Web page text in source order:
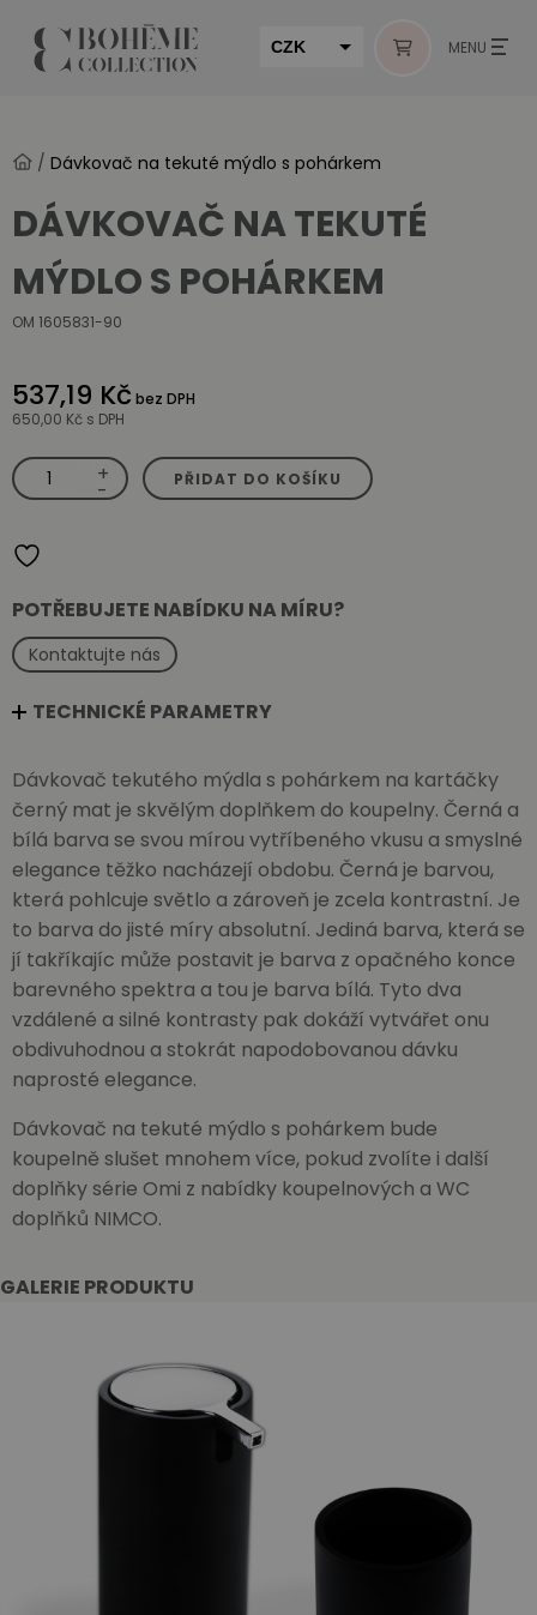
CZK
MUR
MENU
/ Dávkovač na tekuté mýdlo s pohárkem
GALERIE PRODUKTU
DÁVKOVAČ NA TEKUTÉ
MÝDLO S POHÁRKEM
OM 1605831-90
537,19 Kč bez DPH
650,00 Kč s DPH
Dávkovač
na
tekuté
pohárkem
množství
+
- PŘIDAT DO KOŠÍKU
POTŘEBUJETE NABÍDKU NA MÍRU?
Kontaktujte nás
TECHNICKÉ PARAMETRY
Dávkovač tekutého mýdla s pohárkem na kartáčky
černý mat je skvělým doplňkem do koupelny. Černá a
bílá barva se svou mírou vytříbeného vkusu a smyslné
elegance těžko nacházejí obdobu. Černá je barvou,
která pohlcuje světlo a zároveň je zcela kontrastní. Je
to barva do jisté míry absolutní. Jediná barva, která se
jí takříkajíc může postavit je barva z opačného konce
barevného spektra a tou je barva bílá. Tyto dva
vzdálené a silné kontrasty pak dokáží vytvářet onu
obdivuhodnou a stokrát napodobovanou dávku
naprosté elegance.
Dávkovač na tekuté mýdlo s pohárkem bude
koupelně slušet mnohem více, pokud zvolíte i další
doplňky série Omi z nabídky koupelnových a WC
doplňků NIMCO.